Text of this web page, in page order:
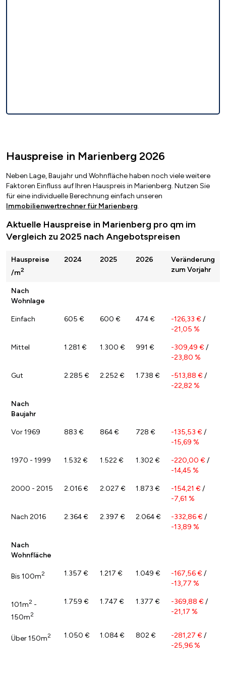
Hauspreise in Marienberg 2026
Neben Lage, Baujahr und Wohnfläche haben noch viele weitere
Faktoren Einfluss auf Ihren Hauspreis in Marienberg. Nutzen Sie
für eine individuelle Berechnung einfach unseren
Immobilienwertrechner für Marienberg.
Aktuelle Hauspreise in Marienberg pro qm im
Vergleich zu 2025 nach Angebotspreisen
Hauspreise
/m2
2024 2025 2026
Veränderung
zum Vorjahr
Nach
Wohnlage
Einfach 605 € 600 € 474 € -126,33 € /
-21,05 %
Mittel 1.281 € 1.300 € 991 € -309,49 € /
-23,80 %
Gut 2.285 € 2.252 € 1.738 € -513,88 € /
-22,82 %
Nach
Baujahr
Vor 1969 883 € 864 € 728 € -135,53 € /
-15,69 %
1970 - 1999 1.532 € 1.522 € 1.302 € -220,00 € /
-14,45 %
2000 - 2015 2.016 € 2.027 € 1.873 € -154,21 € /
-7,61 %
Nach 2016 2.364 € 2.397 € 2.064 € -332,86 € /
-13,89 %
Nach
Wohnfläche
Bis 100m2 1.357 € 1.217 € 1.049 € -167,56 € /
-13,77 %
101m2 -
150m2
1.759 € 1.747 € 1.377 € -369,88 € /
-21,17 %
Über 150m2 1.050 € 1.084 € 802 € -281,27 € /
-25,96 %